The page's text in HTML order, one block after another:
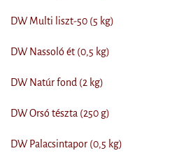
DW Multi liszt-50 (5 kg)
DW Nassoló ét (0,5 kg)
DW Natúr fond (2 kg)
DW Orsó tészta (250 g)
DW Palacsintapor (0,5 kg)